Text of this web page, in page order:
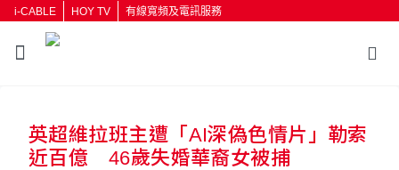
i-CABLE HOY TV 有線寬頻及電訊服務
按輸入鍵開始搜尋
英超維拉班主遭「AI深偽色情片」勒索
近百億 46歲失婚華裔女被捕